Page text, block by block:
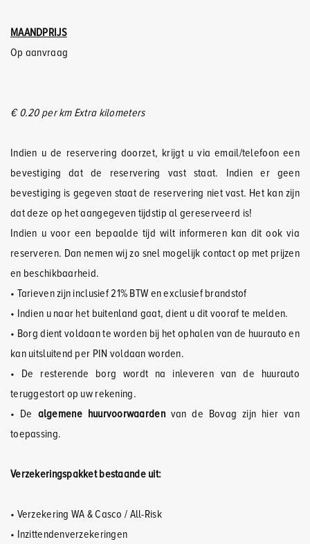
MAANDPRIJS
Op aanvraag
€ 0.20 per km Extra kilometers
Indien u de reservering doorzet, krijgt u via email/telefoon een
bevestiging dat de reservering vast staat. Indien er geen
bevestiging is gegeven staat de reservering niet vast. Het kan zijn
dat deze op het aangegeven tijdstip al gereserveerd is!
Indien u voor een bepaalde tijd wilt informeren kan dit ook via
reserveren. Dan nemen wij zo snel mogelijk contact op met prijzen
en beschikbaarheid.
• Tarieven zijn inclusief 21% BTW en exclusief brandstof
• Indien u naar het buitenland gaat, dient u dit vooraf te melden.
• Borg dient voldaan te worden bij het ophalen van de huurauto en
kan uitsluitend per PIN voldaan worden.
• De resterende borg wordt na inleveren van de huurauto
teruggestort op uw rekening.
• De algemene huurvoorwaardenvan de Bovag zijn hier van
toepassing.
Verzekeringspakket bestaande uit:
• Verzekering WA & Casco / All-Risk
• Inzittendenverzekeringen